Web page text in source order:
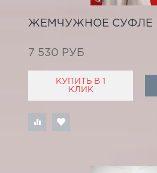
ЖЕМЧУЖНОЕ СУФЛЕ
7 530 РУБ
КУПИТЬ В 1
КЛИК